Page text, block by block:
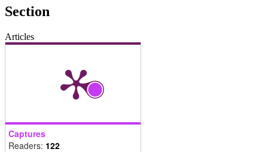
Section
Articles
Captures
Readers: 122